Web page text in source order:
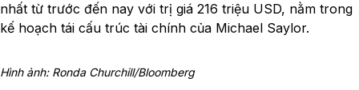
nhất từ trước đến nay với trị giá 216 triệu USD, nằm trong
kế hoạch tái cấu trúc tài chính của Michael Saylor.
Hình ảnh: Ronda Churchill/Bloomberg